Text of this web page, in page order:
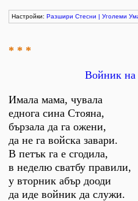
Настройки: Разшири Стесни | Уголеми
* * *
Войник на
Имала мама, чувала
еднога сина Стояна,
бързала да га ожени,
да не га войска завари.
В петък га е сгодила,
в неделю сватбу правили,
у вторник абър дооди
да иде войник да служи.